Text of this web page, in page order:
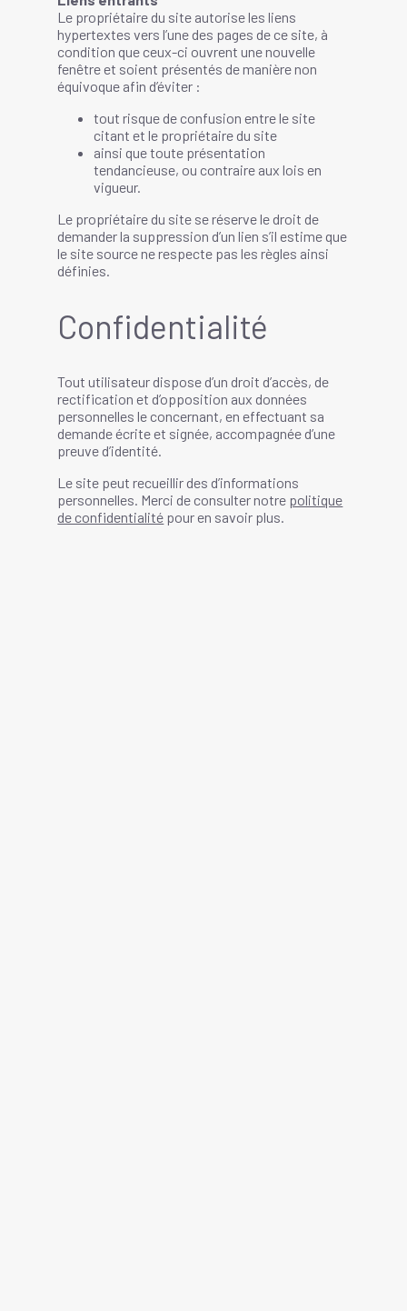
Le propriétaire du site autorise les liens
hypertextes vers l’une des pages de ce site, à
condition que ceux-ci ouvrent une nouvelle
fenêtre et soient présentés de manière non
équivoque afin d’éviter :
tout risque de confusion entre le site
citant et le propriétaire du site
ainsi que toute présentation
tendancieuse, ou contraire aux lois en
vigueur.
Le propriétaire du site se réserve le droit de
demander la suppression d’un lien s’il estime que
le site source ne respecte pas les règles ainsi
définies.
Confidentialité
Tout utilisateur dispose d’un droit d’accès, de
rectification et d’opposition aux données
personnelles le concernant, en effectuant sa
demande écrite et signée, accompagnée d’une
preuve d’identité.
Le site peut recueillir des d’informations
personnelles. Merci de consulter notre politique
de confidentialité pour en savoir plus.